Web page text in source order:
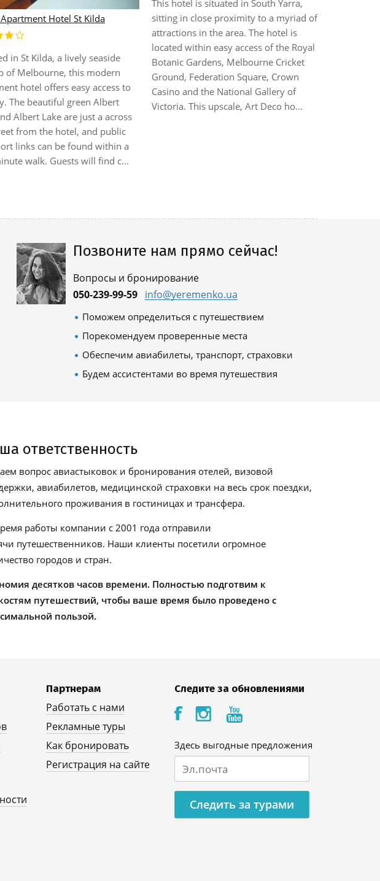
Hotel St Kilda
in St Kilda, a lively seaside
of Melbourne, this modern
hotel offers easy access to
The beautiful green Albert
Albert Lake are just a across
from the hotel, and public
links can be found within a
walk. Guests will find c...
This hotel is situated in South Yarra,
sitting in close proximity to a myriad of
attractions in the area. The hotel is
located within easy access of the Royal
Botanic Gardens, Melbourne Cricket
Ground, Federation Square, Crown
Casino and the National Gallery of
Victoria. This upscale, Art Deco ho...
Позвоните нам прямо сейчас!
Вопросы и бронирование
050-239-99-59 info@yeremenko.ua
Поможем определиться с путешествием
Порекомендуем проверенные места
Обеспечим авиабилеты, транспорт, страховки
Будем ассистентами во время путешествия
ответственность
вопрос авиастыковок и бронирования отелей, визовой
авиабилетов, медицинской страховки на весь срок поездки,
проживания в гостиницах и трансфера.
работы компании с 2001 года отправили
путешественников. Наши клиенты посетили огромное
городов и стран.
десятков часов времени. Полностью подготвим к
путешествий, чтобы ваше время было проведено с
пользой.
Партнерам
Работать с нами
Рекламные туры
Как бронировать
Регистрация на сайте
Следите за обновлениями
Здесь выгодные предложения
Следить за турами